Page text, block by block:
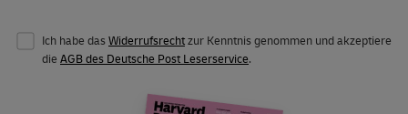
Ich habe dasWiderrufsrechtzur Kenntnis genommen und akzeptiere
die AGB des Deutsche Post Leserservice.